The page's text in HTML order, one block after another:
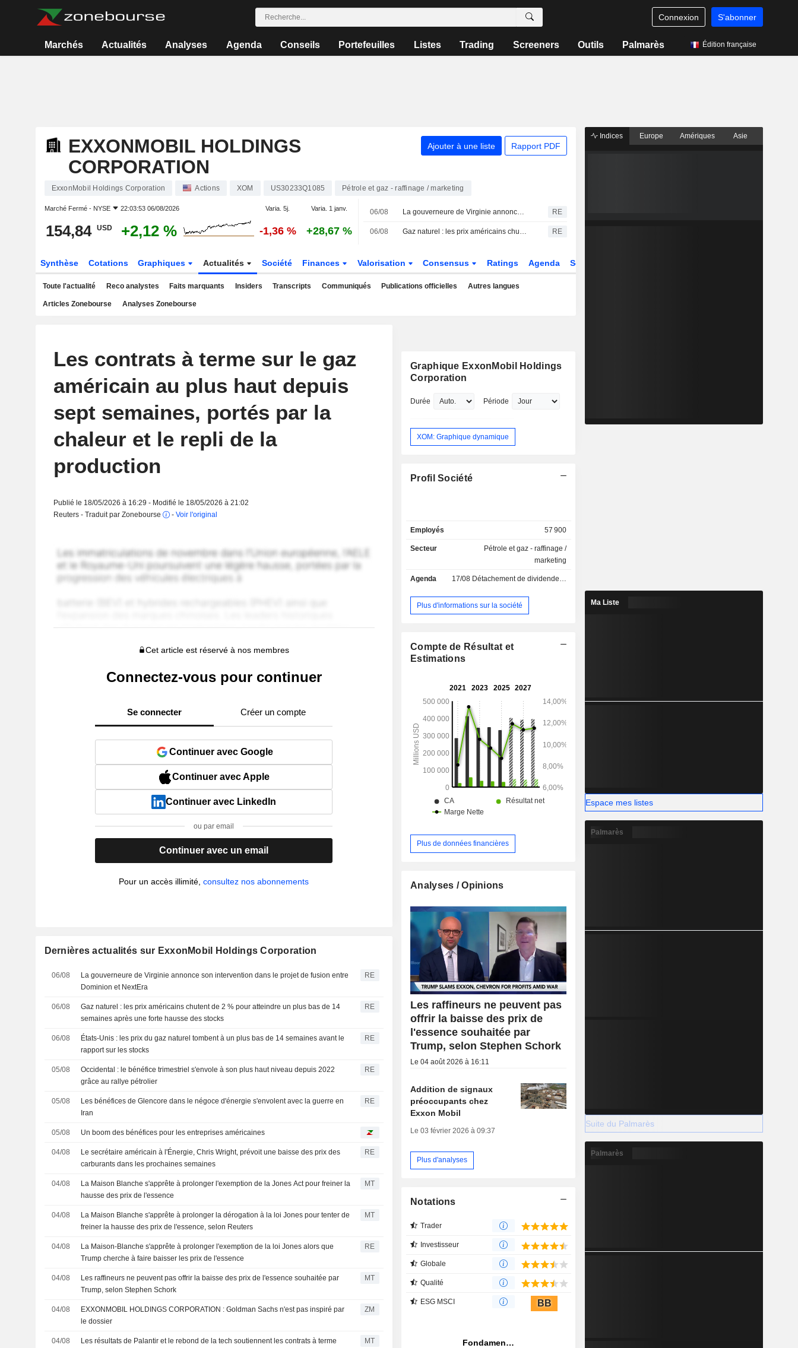
Connexion S'abonner
Marchés Actualités Analyses Agenda Conseils Portefeuilles Listes Trading Screeners Outils Palmarès Édition française
EXXONMOBIL HOLDINGS
CORPORATION
Ajouter à une liste Rapport PDF
ExxonMobil Holdings Corporation Actions XOM US30233Q1085 Pétrole et gaz - raffinage / marketing
Marché Fermé - NYSE 22:03:53 06/08/2026 Varia. 5j. Varia. 1 janv.
154,84 USD +2,12 % -1,36 % +28,67 %
06/08 La gouverneure de Virginie annonce son intervention dans le projet de fusion entre Dominion et NextEra RE
06/08 Gaz naturel : les prix américains chutent de 2 % pour atteindre un plus bas de 14 semaines après une forte hausse des stocks RE
Synthèse Cotations Graphiques Actualités Société Finances Valorisation Consensus Ratings Agenda Secteur
Toute l'actualité Reco analystes Faits marquants Insiders Transcripts Communiqués Publications officielles Autres langues
Articles Zonebourse Analyses Zonebourse
Les contrats à terme sur le gaz
américain au plus haut depuis
sept semaines, portés par la
chaleur et le repli de la
production
Publié le 18/05/2026 à 16:29 - Modifié le 18/05/2026 à 21:02
Reuters - Traduit par Zonebourse
- Voir l'original
Cet article est réservé à nos membres
Connectez-vous pour continuer
Se connecter Créer un compte
Continuer avec Google
Continuer avec Apple
Continuer avec LinkedIn
ou par email
Continuer avec un email
Pour un accès illimité,consultez nos abonnements
Dernières actualités sur ExxonMobil Holdings Corporation
06/08
La gouverneure de Virginie annonce son intervention dans le projet de fusion entre
Dominion et NextEra
RE
06/08
Gaz naturel : les prix américains chutent de 2 % pour atteindre un plus bas de 14
semaines après une forte hausse des stocks
RE
06/08
États-Unis : les prix du gaz naturel tombent à un plus bas de 14 semaines avant le
rapport sur les stocks
RE
05/08
Occidental : le bénéfice trimestriel s'envole à son plus haut niveau depuis 2022
grâce au rallye pétrolier
RE
05/08
Les bénéfices de Glencore dans le négoce d'énergie s'envolent avec la guerre en
Iran
RE
05/08 Un boom des bénéfices pour les entreprises américaines
04/08
Le secrétaire américain à l'Énergie, Chris Wright, prévoit une baisse des prix des
carburants dans les prochaines semaines
RE
04/08
La Maison Blanche s'apprête à prolonger l'exemption de la Jones Act pour freiner la
hausse des prix de l'essence
MT
04/08
La Maison Blanche s'apprête à prolonger la dérogation à la loi Jones pour tenter de
freiner la hausse des prix de l'essence, selon Reuters
MT
04/08
La Maison-Blanche s'apprête à prolonger l'exemption de la loi Jones alors que
Trump cherche à faire baisser les prix de l'essence
RE
04/08
Les raffineurs ne peuvent pas offrir la baisse des prix de l'essence souhaitée par
Trump, selon Stephen Schork
MT
04/08
EXXONMOBIL HOLDINGS CORPORATION : Goldman Sachs n'est pas inspiré par
le dossier
ZM
04/08
Les résultats de Palantir et le rebond de la tech soutiennent les contrats à terme
MT
Graphique ExxonMobil Holdings
Corporation
Durée Période
XOM: Graphique dynamique
Profil Société
Employés 57 900
Secteur
Pétrole et gaz - raffinage /
marketing
Agenda 17/08 Détachement de dividende - 1.03 USD
Plus d'informations sur la société
Compte de Résultat et
Estimations
Plus de données financières
Analyses / Opinions
Les raffineurs ne peuvent pas
offrir la baisse des prix de
l'essence souhaitée par
Trump, selon Stephen Schork
Le 04 août 2026 à 16:11
Addition de signaux
préoccupants chez
Exxon Mobil
Le 03 février 2026 à 09:37
Plus d'analyses
Notations
Trader
Investisseur
Globale
Qualité
ESG MSCI BB
Indices Europe Amériques Asie
Ma Liste
Espace mes listes
Palmarès
Suite du Palmarès
Palmarès